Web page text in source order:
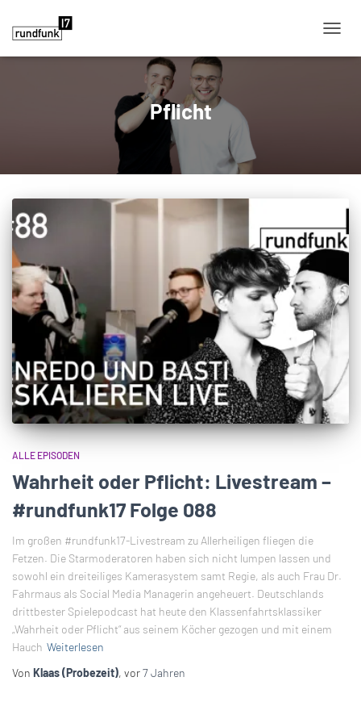
Pflicht
ALLE EPISODEN
Wahrheit oder Pflicht: Livestream –
#rundfunk17 Folge 088
Im großen #rundfunk17-Livestream zu Allerheiligen fliegen die
Fetzen. Die Starmoderatoren haben sich nicht lumpen lassen und
sowohl ein dreiteiliges Kamerasystem samt Regie, als auch Frau Dr.
Fahrmaus als Social Media Managerin angeheuert. Deutschlands
drittbester Spielepodcast hat heute den Klassenfahrtsklassiker
„Wahrheit oder Pflicht“ aus seinem Köcher gezogen und mit einem
Hauch Weiterlesen
Von Klaas (Probezeit), vor7 Jahren